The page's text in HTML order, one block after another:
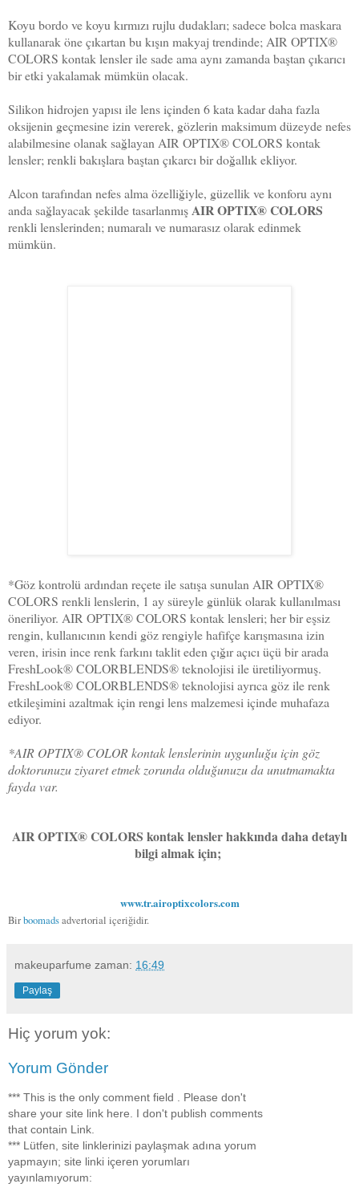
Koyu bordo ve koyu kırmızı rujlu dudakları; sadece bolca maskara
kullanarak öne çıkartan bu kışın makyaj trendinde; AIR OPTIX®
COLORS kontak lensler ile sade ama aynı zamanda baştan çıkarıcı
bir etki yakalamak mümkün olacak.
Silikon hidrojen yapısı ile lens içinden 6 kata kadar daha fazla
oksijenin geçmesine izin vererek, gözlerin maksimum düzeyde nefes
alabilmesine olanak sağlayan AIR OPTIX® COLORS kontak
lensler; renkli bakışlara baştan çıkarcı bir doğallık ekliyor.
Alcon tarafından nefes alma özelliğiyle, güzellik ve konforu aynı
anda sağlayacak şekilde tasarlanmışAIR OPTIX® COLORS
renkli lenslerinden; numaralı ve numarasız olarak edinmek
mümkün.
*Göz kontrolü ardından reçete ile satışa sunulan AIR OPTIX®
COLORS renkli lenslerin, 1 ay süreyle günlük olarak kullanılması
öneriliyor. AIR OPTIX® COLORS kontak lensleri; her bir eşsiz
rengin, kullanıcının kendi göz rengiyle hafifçe karışmasına izin
veren, irisin ince renk farkını taklit eden çığır açıcı üçü bir arada
FreshLook® COLORBLENDS® teknolojisi ile üretiliyormuş.
FreshLook® COLORBLENDS® teknolojisi ayrıca göz ile renk
etkileşimini azaltmak için rengi lens malzemesi içinde muhafaza
ediyor.
*AIR OPTIX® COLOR kontak lenslerinin uygunluğu için göz
doktorunuzu ziyaret etmek zorunda olduğunuzu da unutmamakta
fayda var.
AIR OPTIX® COLORS kontak lensler hakkında daha detaylı
bilgi almak için;
www.tr.airoptixcolors.com
Birboomadsadvertorial içeriğidir.
makeuparfume zaman: 16:49
Paylaş
Hiç yorum yok:
Yorum Gönder
*** This is the only comment field . Please don't
share your site link here. I don't publish comments
that contain Link.
*** Lütfen, site linklerinizi paylaşmak adına yorum
yapmayın; site linki içeren yorumları
yayınlamıyorum: